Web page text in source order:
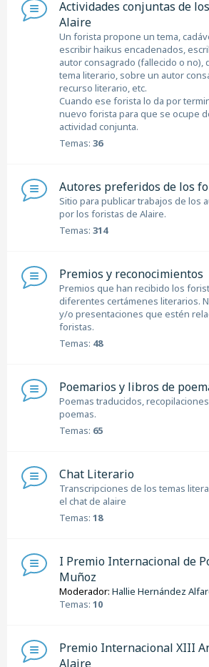
Actividades conjuntas de
Alaire
Un forista propone un tema,
escribir haikus encadenados,
autor consagrado (fallecido o no),
tema literario, sobre un autor
recurso literario, etc.
Cuando ese forista lo da por
nuevo forista para que se ocupe
actividad conjunta.
Temas: 36
Autores preferidos de los
Sitio para publicar trabajos de los
por los foristas de Alaire.
Temas: 314
Premios y reconocimientos
Premios que han recibido los
diferentes certámenes literarios.
y/o presentaciones que estén
foristas.
Temas: 48
Poemarios y libros de
Poemas traducidos,
poemas.
Temas: 65
Chat Literario
Transcripciones de los temas
el chat de alaire
Temas: 18
I Premio Internacional de
Muñoz
Moderador: Hallie Hernández
Temas: 10
Premio Internacional XIII
Alaire